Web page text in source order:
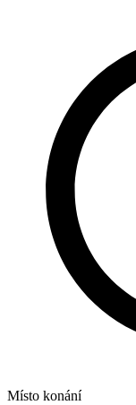
Místo konání